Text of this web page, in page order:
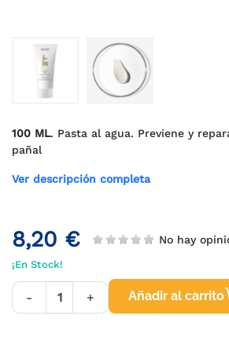
100 ML. Pasta al agua. Previene y
pañal
Ver descripción completa
8,20 € No hay
¡En Stock!
- + Añadir al carrito